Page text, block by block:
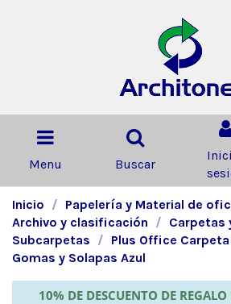
Menu Buscar
Inicio
Papelería y Material de
Archivo y clasificación
Carpetas
Subcarpetas
Plus Office Carpeta
Gomas y Solapas Azul
10% DE DESCUENTO DE